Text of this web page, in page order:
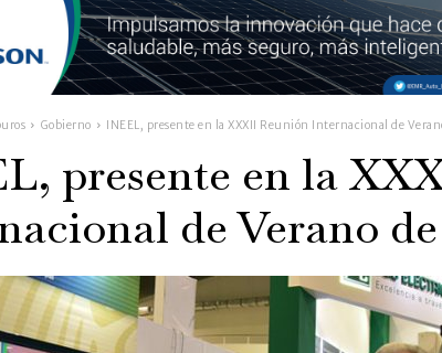
Gobierno INEEL, presente en la XXXII Reunión Internacional de
presente en la
de Verano